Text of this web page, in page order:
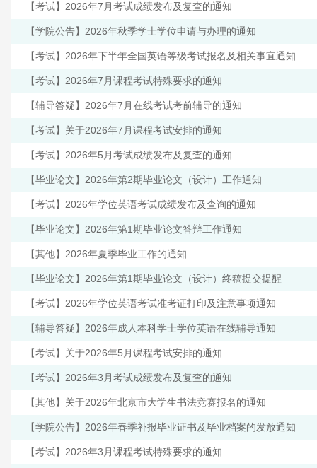
【考试】2026年7月考试成绩发布及复查的通知
【学院公告】2026年秋季学士学位申请与办理的通知
【考试】2026年下半年全国英语等级考试报名及相关事宜通知
【考试】2026年7月课程考试特殊要求的通知
【辅导答疑】2026年7月在线考试考前辅导的通知
【考试】关于2026年7月课程考试安排的通知
【考试】2026年5月考试成绩发布及复查的通知
【毕业论文】2026年第2期毕业论文（设计）工作通知
【考试】2026年学位英语考试成绩发布及查询的通知
【毕业论文】2026年第1期毕业论文答辩工作通知
【其他】2026年夏季毕业工作的通知
【毕业论文】2026年第1期毕业论文（设计）终稿提交提醒
【考试】2026年学位英语考试准考证打印及注意事项通知
【辅导答疑】2026年成人本科学士学位英语在线辅导通知
【考试】关于2026年5月课程考试安排的通知
【考试】2026年3月考试成绩发布及复查的通知
【其他】关于2026年北京市大学生书法竞赛报名的通知
【学院公告】2026年春季补报毕业证书及毕业档案的发放通知
【考试】2026年3月课程考试特殊要求的通知